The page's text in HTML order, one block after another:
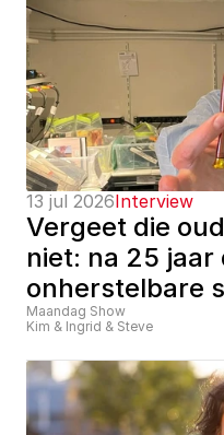
13 jul 2026Interview
Vergeet die
niet: na 25 jaar
onherstelbare
Maandag Show
Kim & Ingrid & Steve